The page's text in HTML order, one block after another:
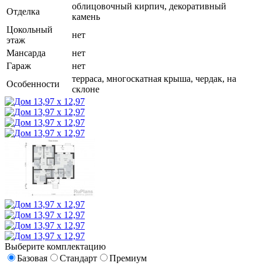
Отделка
облицовочный кирпич, декоративный
камень
Цокольный
этаж
нет
Мансарда
нет
Гараж
нет
Особенности
терраса, многоскатная крыша, чердак, на
склоне
Выберите комплектацию
Базовая
Стандарт Премиум